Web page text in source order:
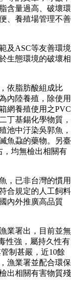
含量過高、破壞環
、養殖場管理不善
及ASC等友善環境
生態環境的破壞相
依脂肪酸組成比
內陸養殖，除使用
網養殖使用之PVC
丁基錫化學物質，
池中汙染吳郭魚，
魚蝨的藥物。另臺
，均無檢出相關有
，已非台灣的慣用
合規定的人工飼料
內外推廣高品質
業署出，目前並無
性強，屬持久性有
制甚嚴，近10餘
漁業署並配合環保
出相關有害物質殘